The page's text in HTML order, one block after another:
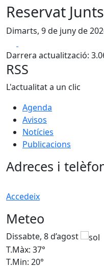
Reservat
Dimarts, 9 de juny de
Darrera actualització:
RSS
L'actualitat a un clic
Agenda
Avisos
Notícies
Publicacions
Adreces i
Accedeix
Meteo
Dissabte, 8 d’agost
T.Màx: 37°
T.Min: 20°